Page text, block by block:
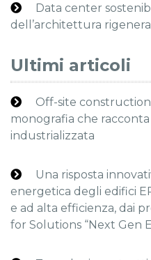
Data center
dell’architettura
Ultimi articoli
Off-site
monografia che
industrializzata
Una risposta
energetica degli edifici
e ad alta efficienza, dai
for Solutions “Next Gen